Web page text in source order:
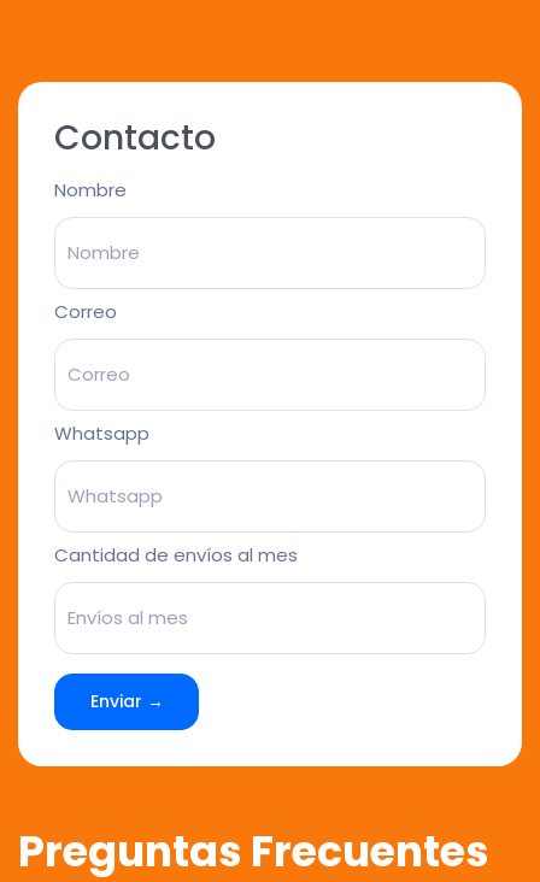
Contacto
Nombre
Correo
Whatsapp
Cantidad de envíos al mes
Enviar →
Preguntas Frecuentes